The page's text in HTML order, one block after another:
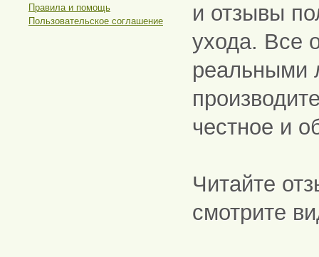
Правила и помощь
Пользовательское соглашение
и отзывы
ухода. Все
реальными
честное и
Читайте
смотрите